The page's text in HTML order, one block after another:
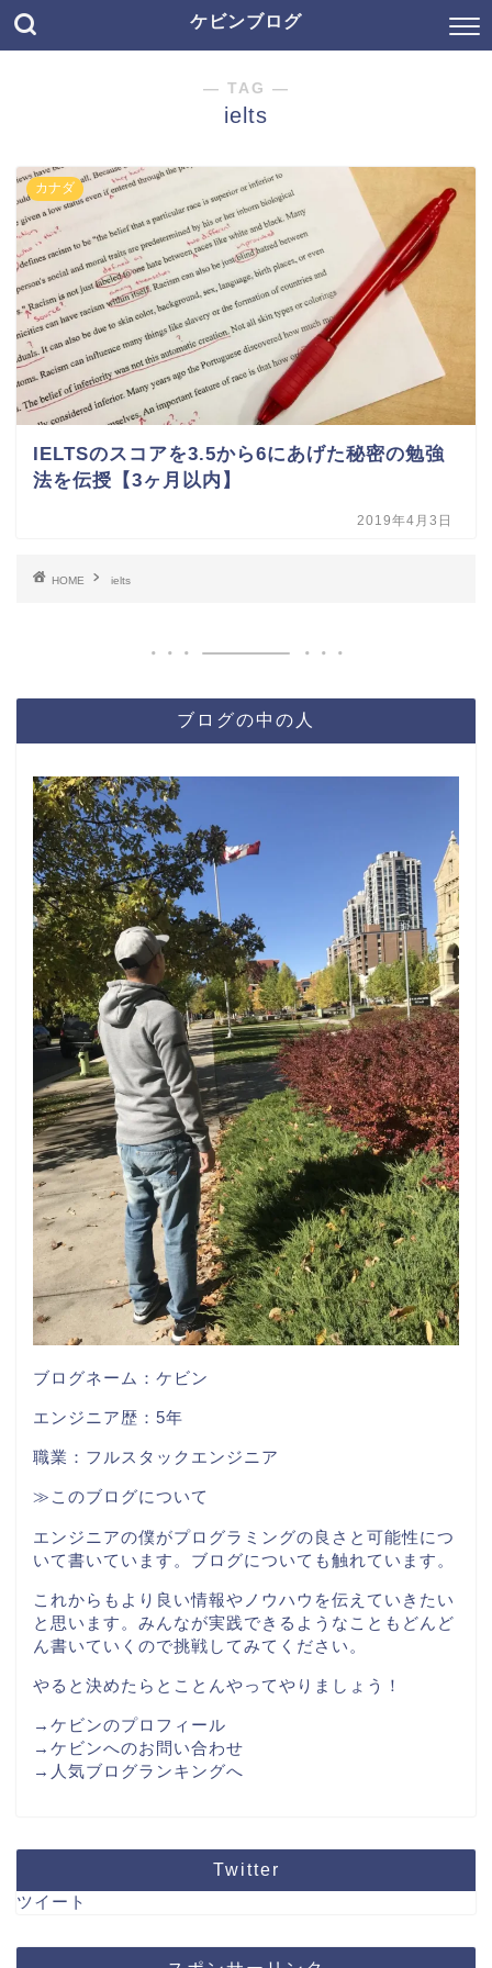
ケビンブログ
― TAG ―
ielts
カナダ
IELTSのスコアを3.5から6にあげた秘密の勉強
法を伝授【3ヶ月以内】
2019年4月3日
HOME ielts
ブログの中の人
ブログネーム：ケビン
エンジニア歴：5年
職業：フルスタックエンジニア
≫このブログについて
エンジニアの僕がプログラミングの良さと可能性につ
いて書いています。ブログについても触れています。
これからもより良い情報やノウハウを伝えていきたい
と思います。みんなが実践できるようなこともどんど
ん書いていくので挑戦してみてください。
やると決めたらとことんやってやりましょう！
→ケビンのプロフィール
→ケビンへのお問い合わせ
→人気ブログランキングへ
Twitter
ツイート